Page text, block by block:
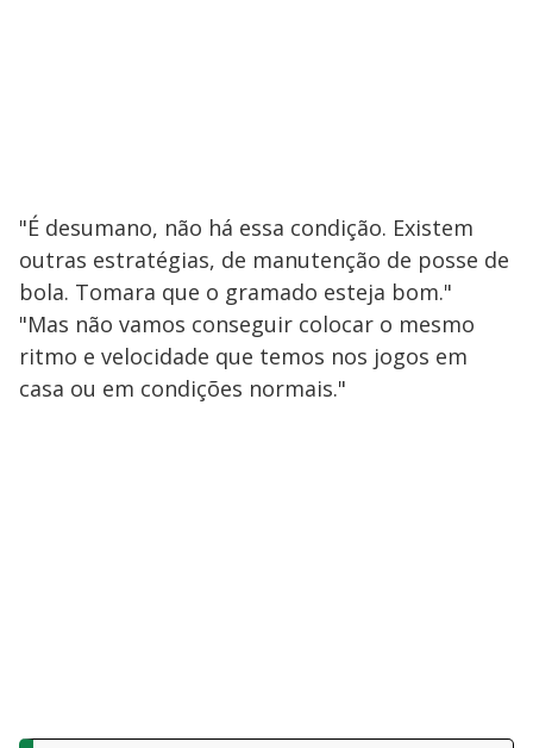
"É desumano, não há essa condição. Existem
outras estratégias, de manutenção de posse de
bola. Tomara que o gramado esteja bom."
"Mas não vamos conseguir colocar o mesmo
ritmo e velocidade que temos nos jogos em
casa ou em condições normais."